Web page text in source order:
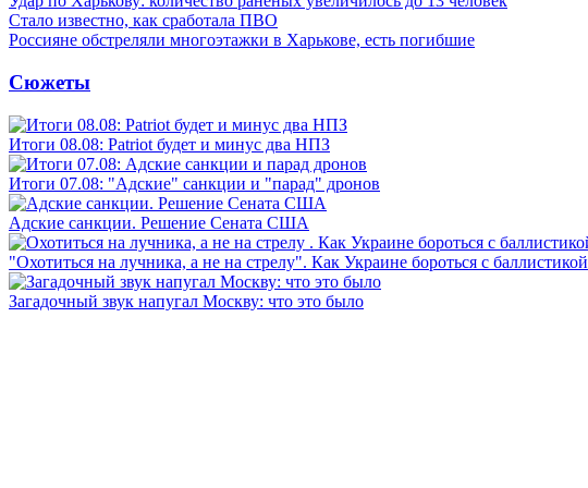
Стало известно, как сработала ПВО
Россияне обстреляли многоэтажки в Харькове, есть погибшие
Сюжеты
Итоги 08.08: Patriot будет и минус два НПЗ
Итоги 07.08: "Адские" санкции и "парад" дронов
Адские санкции. Решение Сената США
"Охотиться на лучника, а не на стрелу". Как Украине бороться с баллистикой
Загадочный звук напугал Москву: что это было